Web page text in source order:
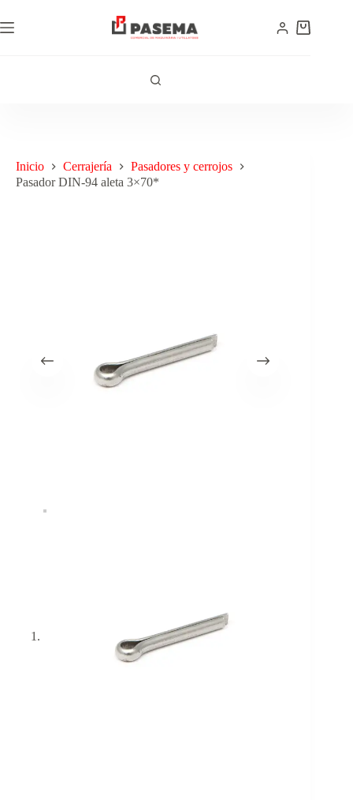
Inicio Cerrajería
Pasadores y cerrojos
Pasador DIN-94 aleta 3×70*